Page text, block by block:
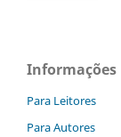
Informações
Para Leitores
Para Autores